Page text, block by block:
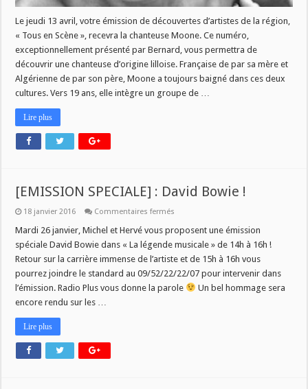
Le jeudi 13 avril, votre émission de découvertes d’artistes de la région,
« Tous en Scène », recevra la chanteuse Moone. Ce numéro,
exceptionnellement présenté par Bernard, vous permettra de
découvrir une chanteuse d’origine lilloise. Française de par sa mère et
Algérienne de par son père, Moone a toujours baigné dans ces deux
cultures. Vers 19 ans, elle intègre un groupe de …
Lire plus
[EMISSION SPECIALE] : David Bowie !
18 janvier 2016 Commentaires fermés
SPECIALE]
David
Bowie
!
Mardi 26 janvier, Michel et Hervé vous proposent une émission
spéciale David Bowie dans « La légende musicale » de 14h à 16h !
Retour sur la carrière immense de l’artiste et de 15h à 16h vous
pourrez joindre le standard au 09/52/22/22/07 pour intervenir dans
l’émission. Radio Plus vous donne la parole
Un bel hommage sera
encore rendu sur les …
Lire plus